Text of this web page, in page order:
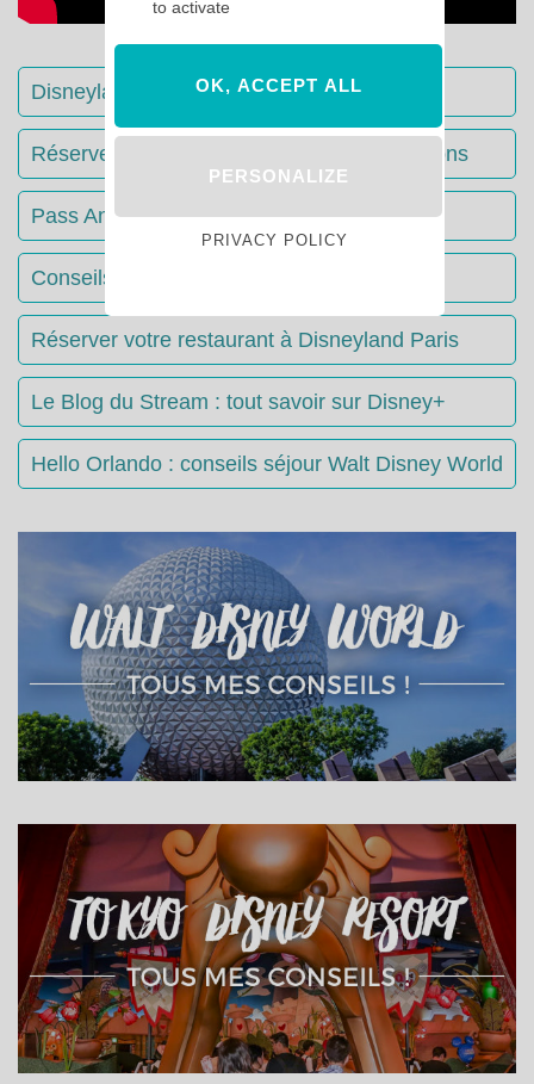
Disneyland Paris : Le guide complet
Réserver votre séjour : toutes les informations
Pass Annuels Disney : informations
Conseils & Astuces Disneyland Paris
Réserver votre restaurant à Disneyland Paris
Le Blog du Stream : tout savoir sur Disney+
Hello Orlando : conseils séjour Walt Disney World
to activate
OK, ACCEPT ALL
PERSONALIZE
PRIVACY POLICY